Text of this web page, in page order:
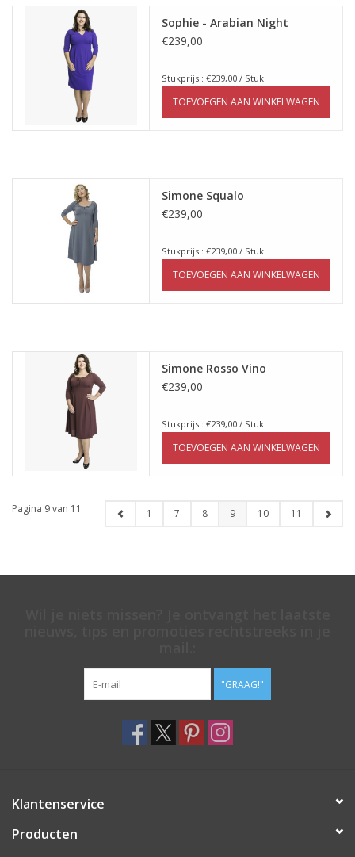
Sophie - Arabian Night
€239,00
Stukprijs : €239,00 / Stuk
TOEVOEGEN AAN WINKELWAGEN
Simone Squalo
€239,00
Stukprijs : €239,00 / Stuk
TOEVOEGEN AAN WINKELWAGEN
Simone Rosso Vino
€239,00
Stukprijs : €239,00 / Stuk
TOEVOEGEN AAN WINKELWAGEN
Pagina 9 van 11 1 7 8 9 10 11
"GRAAG!"
Klantenservice
Producten